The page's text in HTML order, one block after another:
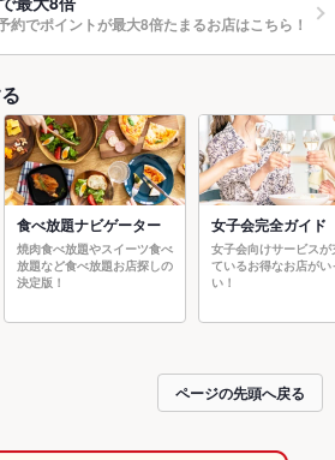
約でポイントが最大8倍たまるお店はこちら！
食べ放題ナビゲーター
焼肉食べ放題やスイーツ食べ
放題など食べ放題お店探しの
決定版！
女子会完全ガイド
女子会向けサービスが
ているお得なお店がい
い！
ページの先頭へ戻る